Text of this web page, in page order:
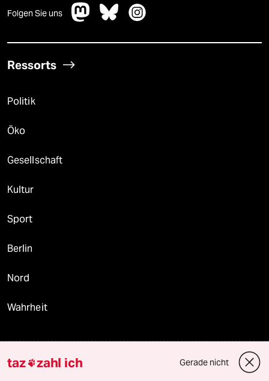
Folgen Sie uns
Ressorts
Politik
Öko
Gesellschaft
Kultur
Sport
Berlin
Nord
Wahrheit
Themen
taz zahl ich Gerade nicht